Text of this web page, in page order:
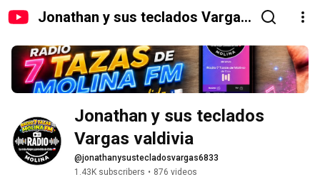
Jonathan y sus teclados Vargas
Jonathan y sus teclados
Vargas valdivia
@jonathanysustecladosvargas6833
1.43K subscribers • 876 videos